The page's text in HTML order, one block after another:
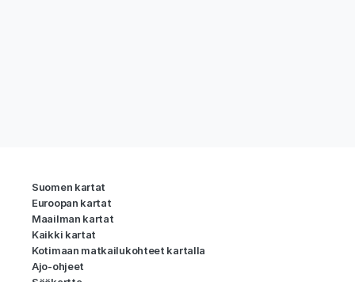
Suomen kartat
Euroopan kartat
Maailman kartat
Kaikki kartat
Kotimaan matkailukohteet kartalla
Ajo-ohjeet